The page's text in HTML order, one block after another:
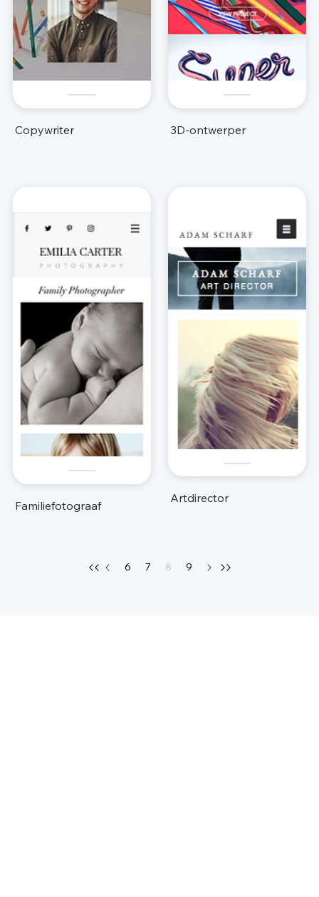
Copywriter 3D-ontwerper
Familiefotograaf
Artdirector
6 7 8 9